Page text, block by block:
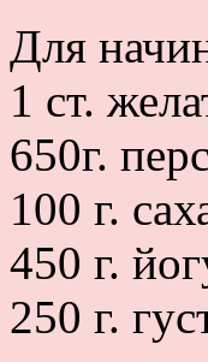
Для
1 ст.
650г.
100 г.
450 г.
250 г.